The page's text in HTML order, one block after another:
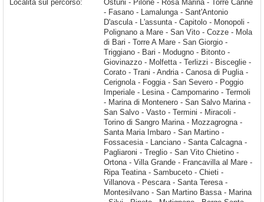
Località sul percorso: Ostuni - Pilone - Rosa Marina - Torre Canne - Fasano - Lamalunga - Sant'Antonio D'ascula - L'assunta - Capitolo - Monopoli - Polignano a Mare - San Vito - Cozze - Mola di Bari - Torre A Mare - San Giorgio - Triggiano - Bari - Modugno - Bitonto - Giovinazzo - Molfetta - Terlizzi - Bisceglie - Corato - Trani - Andria - Canosa di Puglia - Cerignola - Foggia - San Severo - Poggio Imperiale - Lesina - Campomarino - Termoli - Marina di Montenero - San Salvo Marina - San Salvo